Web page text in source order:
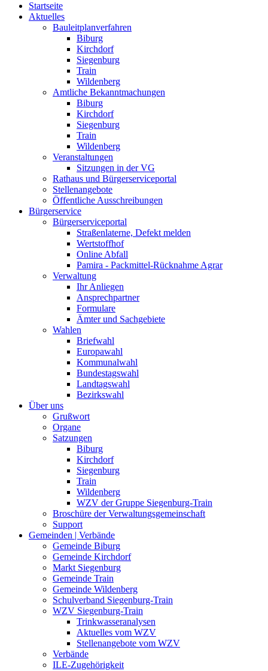
Startseite
Aktuelles
Bauleitplanverfahren
Biburg
Kirchdorf
Siegenburg
Train
Wildenberg
Amtliche Bekanntmachungen
Biburg
Kirchdorf
Siegenburg
Train
Wildenberg
Veranstaltungen
Sitzungen in der VG
Rathaus und Bürgerserviceportal
Stellenangebote
Öffentliche Ausschreibungen
Bürgerservice
Bürgerserviceportal
Straßenlaterne, Defekt melden
Wertstoffhof
Online Abfall
Pamira - Packmittel-Rücknahme Agrar
Verwaltung
Ihr Anliegen
Ansprechpartner
Formulare
Ämter und Sachgebiete
Wahlen
Briefwahl
Europawahl
Kommunalwahl
Bundestagswahl
Landtagswahl
Bezirkswahl
Über uns
Grußwort
Organe
Satzungen
Biburg
Kirchdorf
Siegenburg
Train
Wildenberg
WZV der Gruppe Siegenburg-Train
Broschüre der Verwaltungsgemeinschaft
Support
Gemeinden | Verbände
Gemeinde Biburg
Gemeinde Kirchdorf
Markt Siegenburg
Gemeinde Train
Gemeinde Wildenberg
Schulverband Siegenburg-Train
WZV Siegenburg-Train
Trinkwasseranalysen
Aktuelles vom WZV
Stellenangebote vom WZV
Verbände
ILE-Zugehörigkeit